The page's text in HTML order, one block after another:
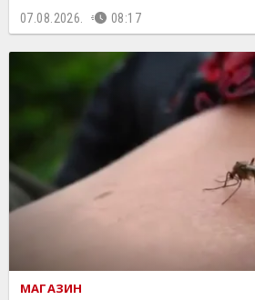
07.08.2026. 08:17
МАГАЗИН